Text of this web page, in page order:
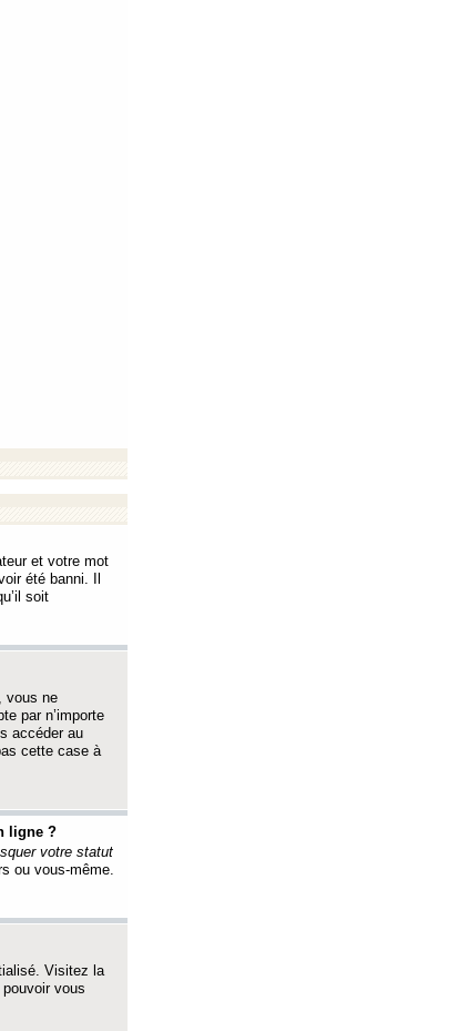
et votre mot
été banni. Il
soit
vous ne
par n’importe
accéder au
cette case à
ligne ?
votre statut
ou vous-même.
Visitez la
vous